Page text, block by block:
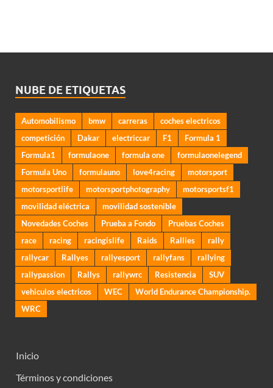
NUBE DE ETIQUETAS
Automobilismo bmw carreras
coches electricos
competición
Dakar electriccar F1
Formula 1
Formula1
formulaone formula one
formulaonelegend
Formula Uno
formulauno love4racing
motorsport
motorsportlife
motorsportphotography
motorsportsf1
movilidad eléctrica
movilidad sostenible
Novedades Coches
Prueba a Fondo
Pruebas Coches
race
racing racingislife Raids Rallies
rally
rallycar
Rallyes rallyesport rallyfans
rallying
rallypassion
Rallys rallywrc Resistencia
SUV
vehiculos electricos
WEC
World Endurance Championship.
WRC
Inicio
Términos y condiciones